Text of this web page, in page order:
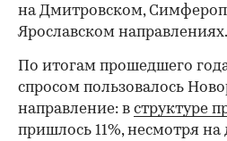
на Дмитровском,
Ярославском направлениях.
По итогам прошедшего
спросом пользовалось
направление: в структуре
пришлось 11%, несмотря